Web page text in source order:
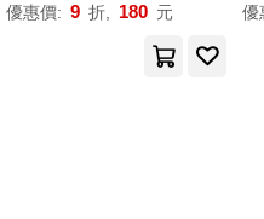
優惠價: 9 折, 180 元
優